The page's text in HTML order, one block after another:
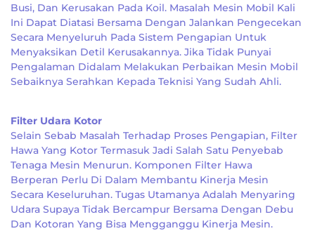
Busi, Dan Kerusakan Pada Koil. Masalah Mesin Mobil Kali
Ini Dapat Diatasi Bersama Dengan Jalankan Pengecekan
Secara Menyeluruh Pada Sistem Pengapian Untuk
Menyaksikan Detil Kerusakannya. Jika Tidak Punyai
Pengalaman Didalam Melakukan Perbaikan Mesin Mobil
Sebaiknya Serahkan Kepada Teknisi Yang Sudah Ahli.
Filter Udara Kotor
Selain Sebab Masalah Terhadap Proses Pengapian, Filter
Hawa Yang Kotor Termasuk Jadi Salah Satu Penyebab
Tenaga Mesin Menurun. Komponen Filter Hawa
Berperan Perlu Di Dalam Membantu Kinerja Mesin
Secara Keseluruhan. Tugas Utamanya Adalah Menyaring
Udara Supaya Tidak Bercampur Bersama Dengan Debu
Dan Kotoran Yang Bisa Mengganggu Kinerja Mesin.